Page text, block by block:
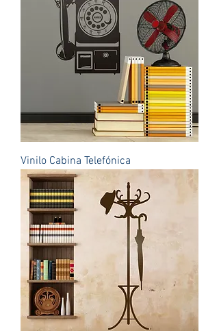
Vinilo Cabina Telefónica